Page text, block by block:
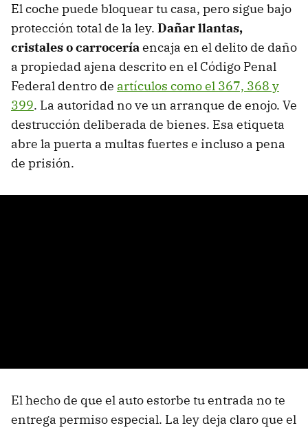
El coche puede bloquear tu casa, pero sigue bajo
protección total de la ley. Dañar llantas,
cristales o carroceríaencaja en el delito de daño
a propiedad ajena descrito en el Código Penal
Federal dentro de artículos como el 367, 368 y
399. La autoridad no ve un arranque de enojo. Ve
destrucción deliberada de bienes. Esa etiqueta
abre la puerta a multas fuertes e incluso a pena
de prisión.
El hecho de que el auto estorbe tu entrada no te
entrega permiso especial. La ley deja claro que el